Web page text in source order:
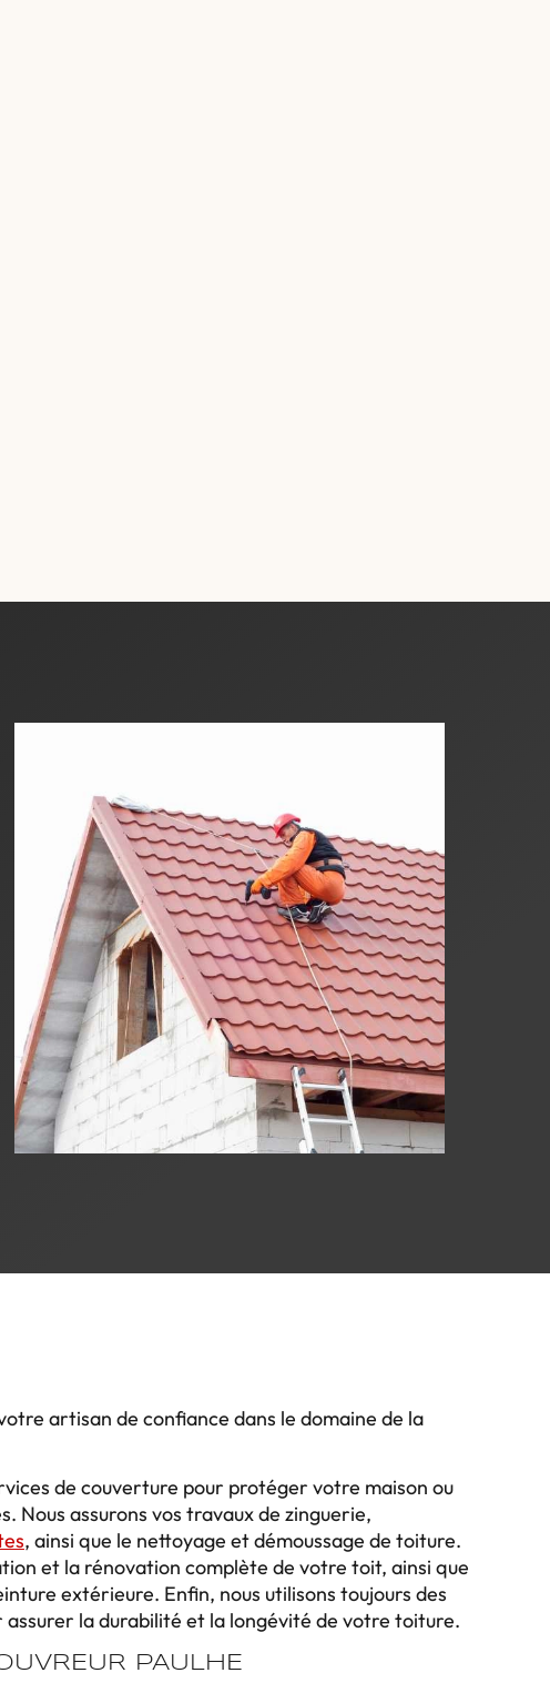
artisan de confiance dans le domaine de la
de couverture pour protéger votre maison ou
Nous assurons vos travaux de zinguerie,
, ainsi que le nettoyage et démoussage de toiture.
et la rénovation complète de votre toit, ainsi que
extérieure. Enfin, nous utilisons toujours des
la durabilité et la longévité de votre toiture.
PAULHE